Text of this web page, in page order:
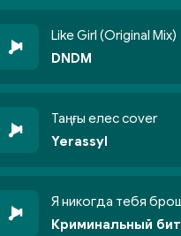
Like Girl (Original Mix)
DNDM
Таңғы елес cover
Yerassyl
Криминальный бит